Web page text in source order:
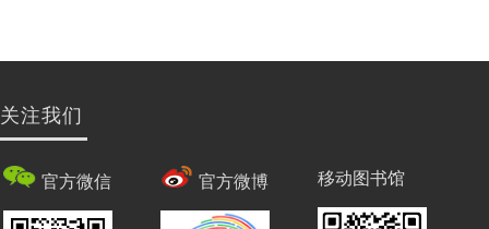
关注我们
官方微信 官方微博 移动图书馆